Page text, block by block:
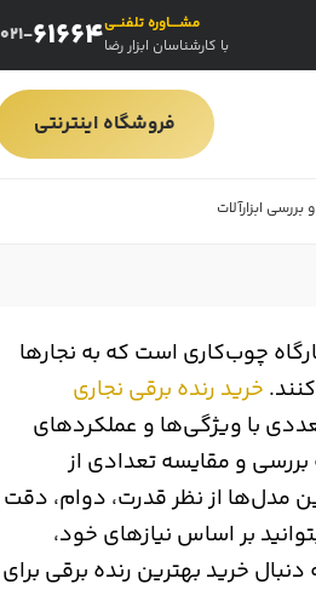
مشــــاوره تلفنــی
با کارشناسان ابزار رضا
021-61664
فروشگاه اینترنتی
بررسی ابزارآلات
چوب‌کاری است که به نجارها
خرید رنده برقی نجاری
با ویژگی‌ها و عملکردهای
بررسی و مقایسه تعدادی از
مدل‌ها از نظر قدرت، دوام، دقت
بر اساس نیازهای خود،
خرید بهترین رنده برقی برای